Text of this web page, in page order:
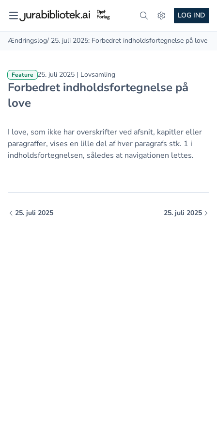
LOG IND
Ændringslog/ 25. juli 2025: Forbedret indholdsfortegnelse på love
Feature 25. juli 2025 | Lovsamling
Forbedret indholdsfortegnelse på
love
I love, som ikke har overskrifter ved afsnit, kapitler eller
paragraffer, vises en lille del af hver paragrafs stk. 1 i
indholdsfortegnelsen, således at navigationen lettes.
25. juli 2025 25. juli 2025